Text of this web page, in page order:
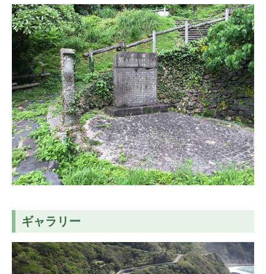
ギャラリー